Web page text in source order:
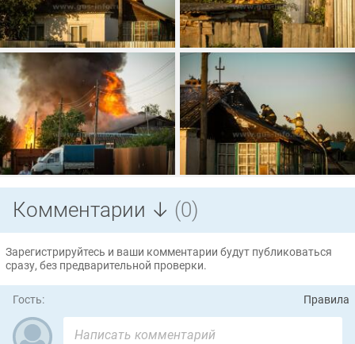
Комментарии ↓ (0)
Зарегистрируйтесь и ваши комментарии будут публиковаться
сразу, без предварительной проверки.
Гость: Правила